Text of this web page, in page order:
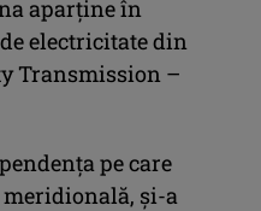
aparţine în
electricitate din
Transmission –
pe care
meridională, şi-a